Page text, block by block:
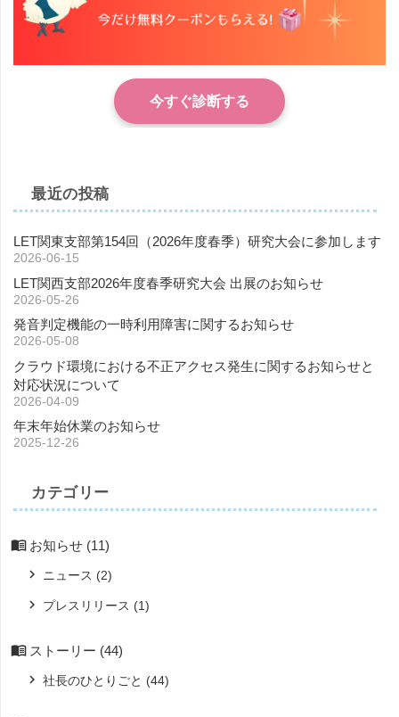
今すぐ診断する
最近の投稿
LET関東支部第154回（2026年度春季）研究大会に参加します
2026-06-15
LET関西支部2026年度春季研究大会 出展のお知らせ
2026-05-26
発音判定機能の一時利用障害に関するお知らせ
2026-05-08
クラウド環境における不正アクセス発生に関するお知らせと
対応状況について
2026-04-09
年末年始休業のお知らせ
2025-12-26
カテゴリー
お知らせ (11)
ニュース (2)
プレスリリース (1)
ストーリー (44)
社長のひとりごと (44)